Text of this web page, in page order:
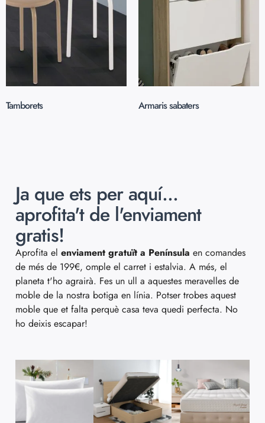
Tamborets Armaris sabaters
Ja que ets per aquí...
aprofita't de l'enviament
gratis!
Aprofita el enviament gratuït a Península en comandes
de més de 199€, omple el carret i estalvia. A més, el
planeta t'ho agrairà. Fes un ull a aquestes meravelles de
moble de la nostra botiga en línia. Potser trobes aquest
moble que et falta perquè casa teva quedi perfecta. No
ho deixis escapar!